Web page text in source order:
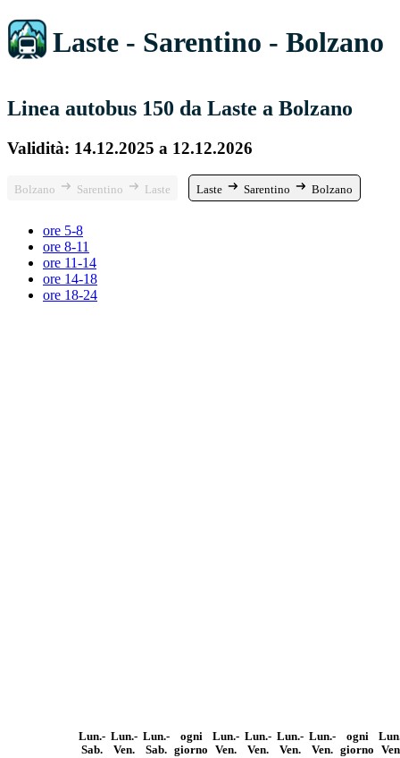
Laste - Sarentino - Bolzano
Linea autobus 150 da Laste a Bolzano
Validità: 14.12.2025 a 12.12.2026
Bolzano Sarentino Laste Laste Sarentino Bolzano
ore 5-8
ore 8-11
ore 11-14
ore 14-18
ore 18-24
Lun.-
Sab.
Lun.-
Ven.
Lun.-
Sab.
ogni
giorno
Lun.-
Ven.
Lun.-
Ven.
Lun.-
Ven.
Lun.-
Ven.
ogni
giorno